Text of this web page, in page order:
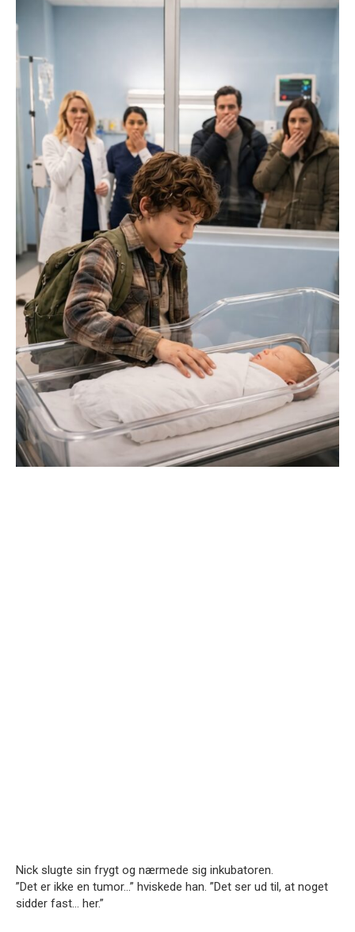
Nick slugte sin frygt og nærmede sig inkubatoren.
”Det er ikke en tumor…” hviskede han. ”Det ser ud til, at noget
sidder fast… her.”